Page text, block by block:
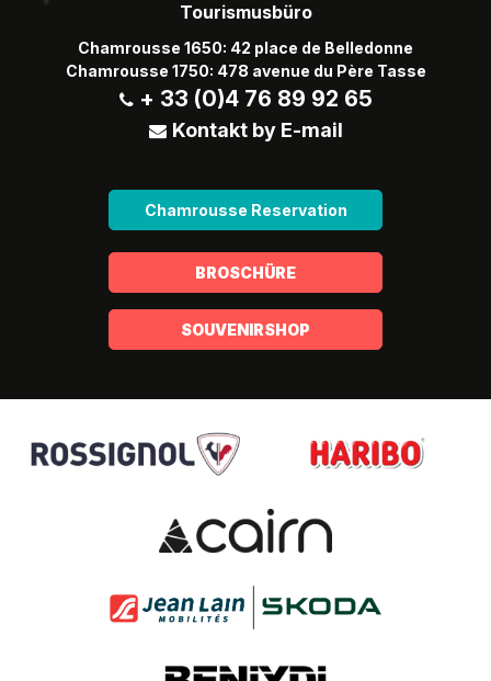
Tourismusbüro
Chamrousse 1650: 42 place de Belledonne
Chamrousse 1750: 478 avenue du Père Tasse
+ 33 (0)4 76 89 92 65
Kontakt by E-mail
Chamrousse Reservation
BROSCHÜRE
SOUVENIRSHOP